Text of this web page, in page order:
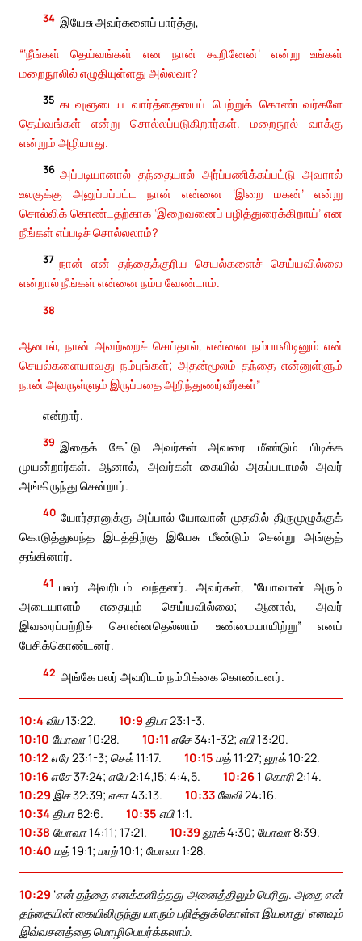
34 இயேசு அவர்களைப் பார்த்து,
“‘நீங்கள் தெய்வங்கள் என நான் கூறினேன்’ என்று உங்கள்
மறைநூலில் எழுதியுள்ளது அல்லவா?
35 கடவுளுடைய வார்த்தையைப் பெற்றுக் கொண்டவர்களே
தெய்வங்கள் என்று சொல்லப்படுகிறார்கள். மறைநூல் வாக்கு
என்றும் அழியாது.
36 அப்படியானால் தந்தையால் அர்ப்பணிக்கப்பட்டு அவரால்
உலகுக்கு அனுப்பப்பட்ட நான் என்னை ‘இறை மகன்’ என்று
சொல்லிக் கொண்டதற்காக ‘இறைவனைப் பழித்துரைக்கிறாய்’ என
நீங்கள் எப்படிச் சொல்லலாம்?
37 நான் என் தந்தைக்குரிய செயல்களைச் செய்யவில்லை
என்றால் நீங்கள் என்னை நம்ப வேண்டாம்.
38
ஆனால், நான் அவற்றைச் செய்தால், என்னை நம்பாவிடினும் என்
செயல்களையாவது நம்புங்கள்; அதன்மூலம் தந்தை என்னுள்ளும்
நான் அவருள்ளும் இருப்பதை அறிந்துணர்வீர்கள்”
என்றார்.
39 இதைக் கேட்டு அவர்கள் அவரை மீண்டும் பிடிக்க
முயன்றார்கள். ஆனால், அவர்கள் கையில் அகப்படாமல் அவர்
அங்கிருந்து சென்றார்.
40 யோர்தானுக்கு அப்பால் யோவான் முதலில் திருமுழுக்குக்
கொடுத்துவந்த இடத்திற்கு இயேசு மீண்டும் சென்று அங்குத்
தங்கினார்.
41 பலர் அவரிடம் வந்தனர். அவர்கள், “யோவான் அரும்
அடையாளம் எதையும் செய்யவில்லை; ஆனால், அவர்
இவரைப்பற்றிச் சொன்னதெல்லாம் உண்மையாயிற்று” எனப்
பேசிக்கொண்டனர்.
42 அங்கே பலர் அவரிடம் நம்பிக்கை கொண்டனர்.
10:4விப 13:22. 10:9 திபா 23:1-3.
10:10 யோவா 10:28. 10:11 எசே 34:1-32; எபி 13:20.
10:12 எரே 23:1-3; செக் 11:17. 10:15 மத் 11:27; லூக் 10:22.
10:16எசே 37:24; எபே 2:14,15; 4:4,5. 10:261 கொரி 2:14.
10:29 இச 32:39; எசா 43:13. 10:33 லேவி 24:16.
10:34திபா 82:6. 10:35 எபி 1:1.
10:38 யோவா 14:11; 17:21. 10:39 லூக் 4:30; யோவா 8:39.
10:40 மத் 19:1; மாற் 10:1; யோவா 1:28.
10:29 ‘என் தந்தை எனக்களித்தது அனைத்திலும் பெரிது. அதை என்
தந்தையின் கையிலிருந்து யாரும் பறித்துக்கொள்ள இயலாது’ எனவும்
இவ்வசனத்தை மொழிபெயர்க்கலாம்.